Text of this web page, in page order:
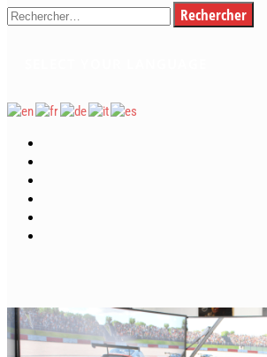
Rechercher :